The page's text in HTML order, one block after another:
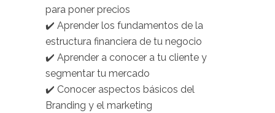
para poner precios
✔️ Aprender los fundamentos de la
estructura financiera de tu negocio
✔️ Aprender a conocer a tu cliente y
segmentar tu mercado
✔️ Conocer aspectos básicos del
Branding y el marketing